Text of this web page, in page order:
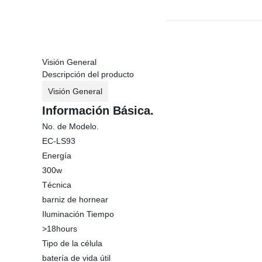
Visión General
Descripción del producto
Visión General
Información Básica.
No. de Modelo.
EC-LS93
Energía
300w
Técnica
barniz de hornear
Iluminación Tiempo
>18hours
Tipo de la célula
batería de vida útil